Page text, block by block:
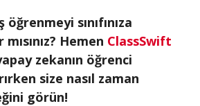
sınıfınıza
Hemen ClassSwift
zekanın öğrenci
size nasıl zaman
görün!